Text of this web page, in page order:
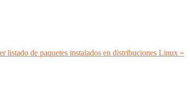
listado de paquetes instalados en distribuciones Linux »